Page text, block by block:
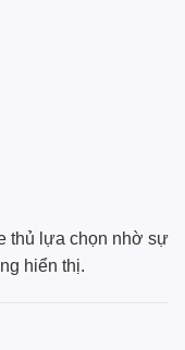
thủ lựa chọn nhờ sự
hiển thị.